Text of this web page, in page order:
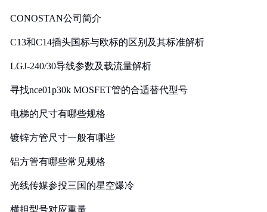
CONOSTAN公司简介
C13和C14插头国标与欧标的区别及其标准解析
LGJ-240/30导线参数及载流量解析
寻找nce01p30k MOSFET管的合适替代型号
电梯的尺寸有哪些规格
镀锌方管尺寸一般有哪些
铝方管有哪些常见规格
光线传媒参投三国的星空爆冷
横担型号对应重量